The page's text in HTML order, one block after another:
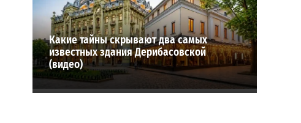
Какие тайны скрывают два самых
известных здания Дерибасовской
(видео)